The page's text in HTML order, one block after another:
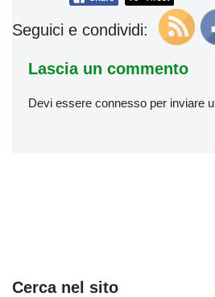
Seguici e condividi:
Lascia un commento
Devi essere connesso per inviare
Cerca nel sito